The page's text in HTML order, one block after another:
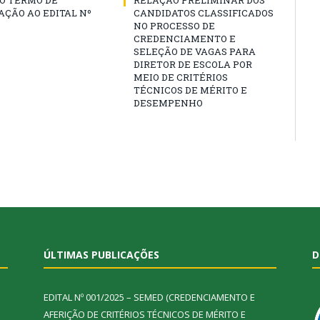
AO EDITAL Nº
CANDIDATOS CLASSIFICADOS
NO PROCESSO DE
CREDENCIAMENTO E
SELEÇÃO DE VAGAS PARA
DIRETOR DE ESCOLA POR
MEIO DE CRITÉRIOS
TÉCNICOS DE MÉRITO E
DESEMPENHO
ÚLTIMAS PUBLICAÇÕES
EDITAL Nº 001/2025 – SEMED (CREDENCIAMENTO E
AFERIÇÃO DE CRITÉRIOS TÉCNICOS DE MÉRITO E